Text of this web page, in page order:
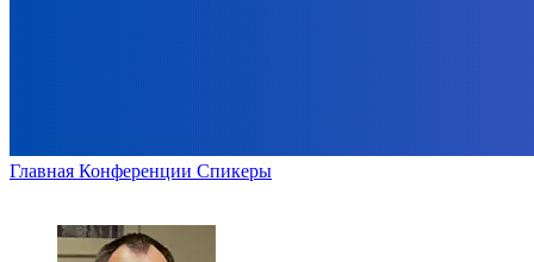
Главная Конференции Спикеры